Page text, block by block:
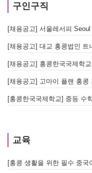
구인구직
[채용공고] 홍콩한국국제학
[채용공고] 고마이 플랜 홍
[홍콩한국국제학교] 중등 수
교육
[홍콩 생활을 위한 필수 중국